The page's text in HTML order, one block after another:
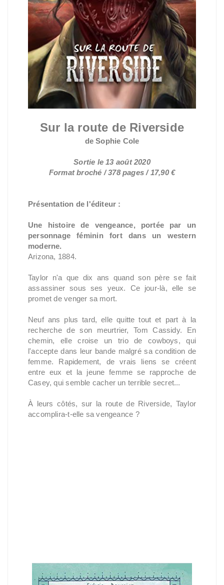
Sur la route de Riverside
de Sophie Cole
Sortie le 13 août 2020
Format broché / 378 pages / 17,90 €
Présentation de l'éditeur :
Une histoire de vengeance, portée par un
personnage féminin fort dans un western
moderne.
Arizona, 1884.
Taylor n'a que dix ans quand son père se fait
assassiner sous ses yeux. Ce jour-là, elle se
promet de venger sa mort.
Neuf ans plus tard, elle quitte tout et part à la
recherche de son meurtrier, Tom Cassidy. En
chemin, elle croise un trio de cowboys, qui
l'accepte dans leur bande malgré sa condition de
femme. Rapidement, de vrais liens se créent
entre eux et la jeune femme se rapproche de
Casey, qui semble cacher un terrible secret...
À leurs côtés, sur la route de Riverside, Taylor
accomplira-t-elle sa vengeance ?